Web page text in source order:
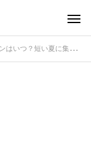
に集中する理由と冬のイベント事情